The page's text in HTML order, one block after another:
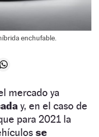
enchufable.
mercado ya
y, en el caso de
para 2021 la
se